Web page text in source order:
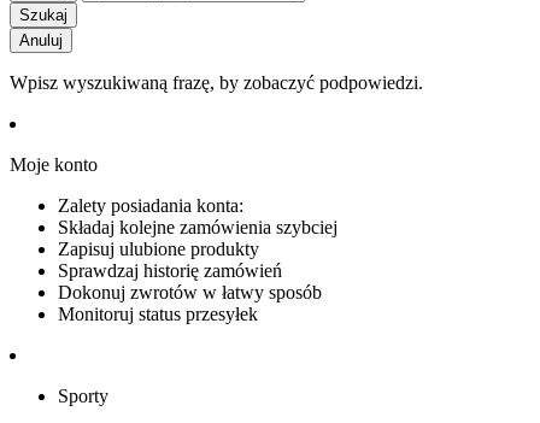
Szukaj
Anuluj
Wpisz wyszukiwaną frazę, by zobaczyć podpowiedzi.
Moje konto
Zalety posiadania konta:
Składaj kolejne zamówienia szybciej
Zapisuj ulubione produkty
Sprawdzaj historię zamówień
Dokonuj zwrotów w łatwy sposób
Monitoruj status przesyłek
Sporty